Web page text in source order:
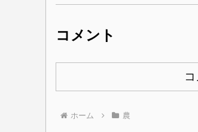
コメント
ホーム 農